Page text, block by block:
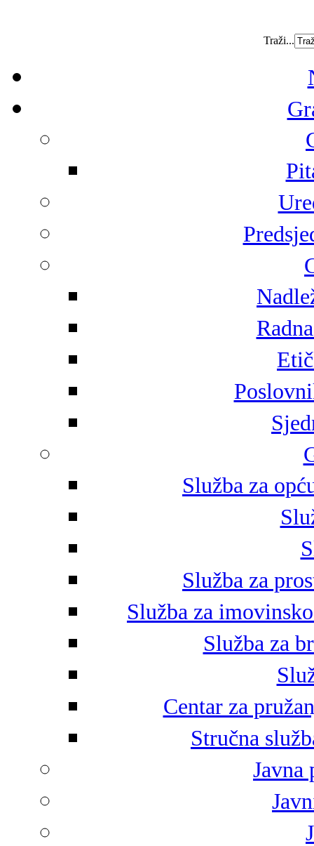
Traži...
Služba za
Služba za
Služba za
Služba za
Centar za
Stručna
Javna